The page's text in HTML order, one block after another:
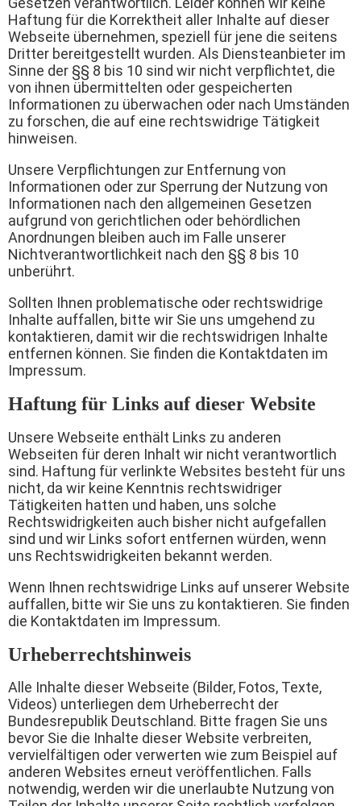
Haftung für die Korrektheit aller Inhalte auf dieser
Webseite übernehmen, speziell für jene die seitens
Dritter bereitgestellt wurden. Als Diensteanbieter im
Sinne der §§ 8 bis 10 sind wir nicht verpflichtet, die
von ihnen übermittelten oder gespeicherten
Informationen zu überwachen oder nach Umständen
zu forschen, die auf eine rechtswidrige Tätigkeit
hinweisen.
Unsere Verpflichtungen zur Entfernung von
Informationen oder zur Sperrung der Nutzung von
Informationen nach den allgemeinen Gesetzen
aufgrund von gerichtlichen oder behördlichen
Anordnungen bleiben auch im Falle unserer
Nichtverantwortlichkeit nach den §§ 8 bis 10
unberührt.
Sollten Ihnen problematische oder rechtswidrige
Inhalte auffallen, bitte wir Sie uns umgehend zu
kontaktieren, damit wir die rechtswidrigen Inhalte
entfernen können. Sie finden die Kontaktdaten im
Impressum.
Haftung für Links auf dieser Website
Unsere Webseite enthält Links zu anderen
Webseiten für deren Inhalt wir nicht verantwortlich
sind. Haftung für verlinkte Websites besteht für uns
nicht, da wir keine Kenntnis rechtswidriger
Tätigkeiten hatten und haben, uns solche
Rechtswidrigkeiten auch bisher nicht aufgefallen
sind und wir Links sofort entfernen würden, wenn
uns Rechtswidrigkeiten bekannt werden.
Wenn Ihnen rechtswidrige Links auf unserer Website
auffallen, bitte wir Sie uns zu kontaktieren. Sie finden
die Kontaktdaten im Impressum.
Urheberrechtshinweis
Alle Inhalte dieser Webseite (Bilder, Fotos, Texte,
Videos) unterliegen dem Urheberrecht der
Bundesrepublik Deutschland. Bitte fragen Sie uns
bevor Sie die Inhalte dieser Website verbreiten,
vervielfältigen oder verwerten wie zum Beispiel auf
anderen Websites erneut veröffentlichen. Falls
notwendig, werden wir die unerlaubte Nutzung von